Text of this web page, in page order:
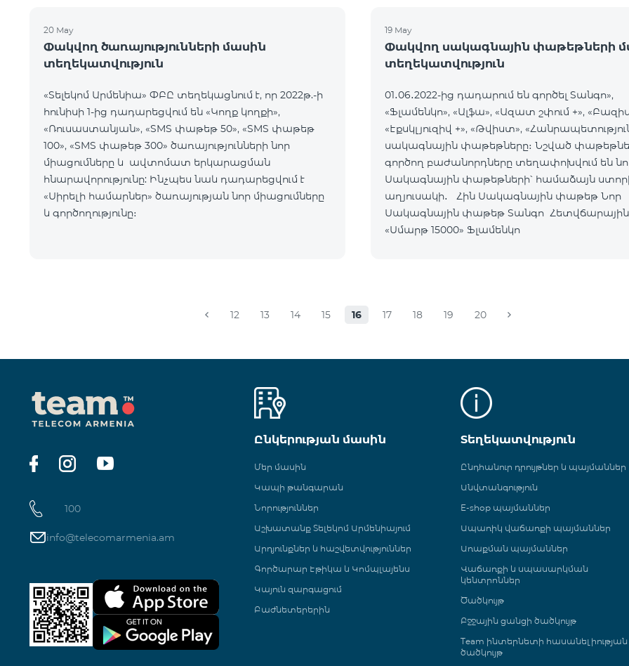
20 May
Փակվող ծառայությունների մասին
տեղեկատվություն
«Տելեկոմ Արմենիա» ՓԲԸ տեղեկացնում է, որ 2022թ.-ի
հունիսի 1-ից դադարեցվում են «Կողք կողքի»,
«Ռուսաստանյան», «SMS փաթեթ 50», «SMS փաթեթ
100», «SMS փաթեթ 300» ծառայությունների նոր
միացումները և ավտոմատ երկարացման
հնարավորությունը: Ինչպես նաև դադարեցվում է
«Սիրելի համարներ» ծառայության նոր միացումները
և գործողությունը։
19 May
Փակվող սակագնային փաթեթների
տեղեկատվություն
01․06․2022-ից դադարում են գործել Տանգո»,
«Ֆլամենկո», «Ալֆա», «Ազատ շփում +»,
«Էքսկլյուզիվ +», «Թվիստ»,
սակագնային փաթեթները։ Նշված
գործող բաժանորդները տեղափոխվում են
Սակագնային փաթեթների՝ համաձայն
աղյուսակի․ Հին Սակագնային փաթեթ Նոր
Սակագնային փաթեթ Տանգո Հետվճարային
«Սմարթ 15000» Ֆլամենկո
12 13 14 15 16 17 18 19 20
100
info@telecomarmenia.am
Ընկերության մասին
Մեր մասին
Կապի թանգարան
Նորություններ
Աշխատանք Տելեկոմ Արմենիայում
Արդյունքներ և հաշվետվություններ
Գործարար Էթիկա և Կոմպլայենս
Կայուն զարգացում
Բաժնետերերին
Տեղեկատվություն
Ընդհանուր դրույթներ և պայմաններ
Անվտանգություն
E-shop պայմաններ
Ապառիկ վաճառքի պայմաններ
Առաքման պայմաններ
Վաճառքի և սպասարկման
կենտրոններ
Ծածկույթ
Բջջային ցանցի ծածկույթ
Team ինտերնետի հասանելիության
ծածկույթ